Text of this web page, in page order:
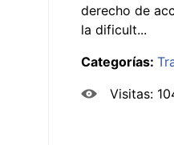
derecho de
la dificult...
Categorías:
Visitas: